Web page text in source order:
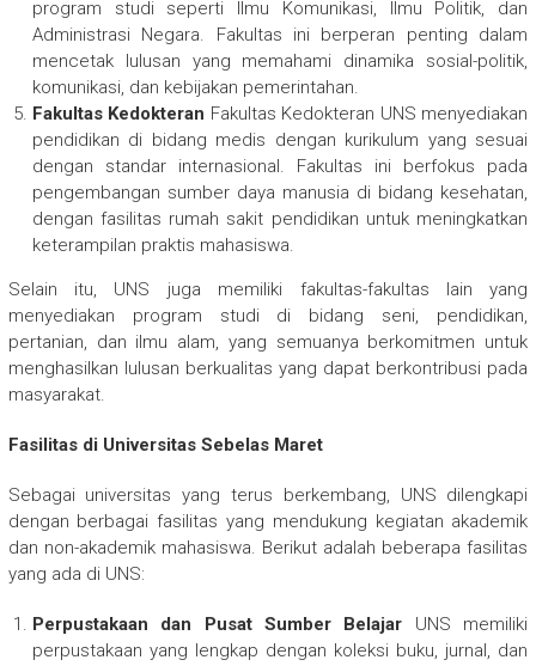
program studi seperti Ilmu Komunikasi, Ilmu Politik, dan
Administrasi Negara. Fakultas ini berperan penting dalam
mencetak lulusan yang memahami dinamika sosial-politik,
komunikasi, dan kebijakan pemerintahan.
Fakultas Kedokteran Fakultas Kedokteran UNS menyediakan
pendidikan di bidang medis dengan kurikulum yang sesuai
dengan standar internasional. Fakultas ini berfokus pada
pengembangan sumber daya manusia di bidang kesehatan,
dengan fasilitas rumah sakit pendidikan untuk meningkatkan
keterampilan praktis mahasiswa.
Selain itu, UNS juga memiliki fakultas-fakultas lain yang
menyediakan program studi di bidang seni, pendidikan,
pertanian, dan ilmu alam, yang semuanya berkomitmen untuk
menghasilkan lulusan berkualitas yang dapat berkontribusi pada
masyarakat.
Fasilitas di Universitas Sebelas Maret
Sebagai universitas yang terus berkembang, UNS dilengkapi
dengan berbagai fasilitas yang mendukung kegiatan akademik
dan non-akademik mahasiswa. Berikut adalah beberapa fasilitas
yang ada di UNS:
Perpustakaan dan Pusat Sumber Belajar UNS memiliki
perpustakaan yang lengkap dengan koleksi buku, jurnal, dan